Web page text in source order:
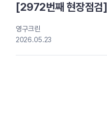
[2972번째 현장점
영구크린
2026.05.23